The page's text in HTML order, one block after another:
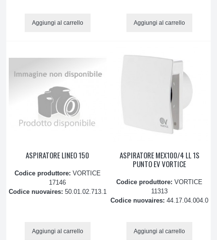
CUCINE E RISCALDAMENTO
PICCOLO ELETTRODOMESTICO, ASPIRAZIONE
Aggiungi al carrello Aggiungi al carrello
ASPIRATORE LINEO 150
Codice produttore: VORTICE
17146
Codice nuovaires: 50.01.02.713.1
Aggiungi al carrello
ASPIRATORE MEX100/4 LL 1S
PUNTO EV VORTICE
Codice produttore:VORTICE
11313
Codice nuovaires:44.17.04.004.0
Aggiungi al carrello